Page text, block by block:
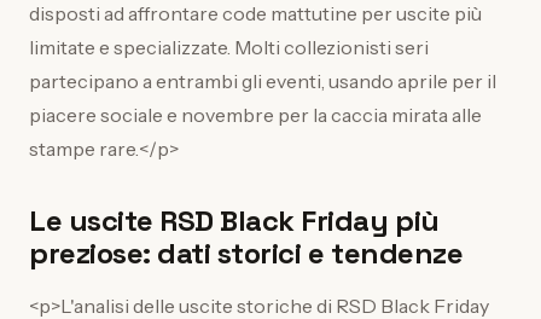
disposti ad affrontare code mattutine per uscite più
limitate e specializzate. Molti collezionisti seri
partecipano a entrambi gli eventi, usando aprile per il
piacere sociale e novembre per la caccia mirata alle
stampe rare.</p>
Le uscite RSD Black Friday più
preziose: dati storici e tendenze
<p>L'analisi delle uscite storiche di RSD Black Friday